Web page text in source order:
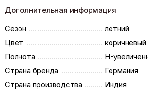
Дополнительная информация
Сезон
летний
Цвет
коричневый
Полнота
H-
Страна бренда
Германия
Страна производства
Индия